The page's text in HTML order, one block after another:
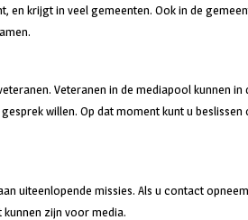
krijgt in veel gemeenten. Ook in de
Veteranen in de mediapool kunnen
willen. Op dat moment kunt u
uiteenlopende missies. Als u contact
zijn voor media.